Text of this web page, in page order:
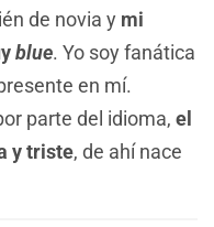
de novia y mi
blue. Yo soy fanática
en mí.
parte del idioma, el
y triste, de ahí nace